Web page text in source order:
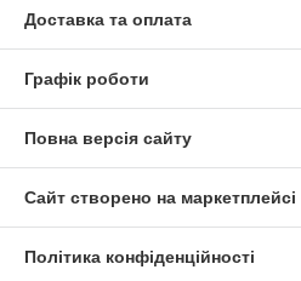
Доставка та оплата
Графік роботи
Повна версія сайту
Сайт створено на маркетплейсі
Політика конфіденційності